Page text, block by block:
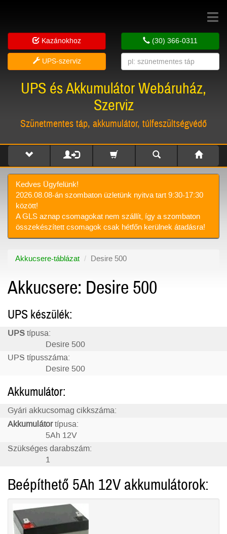
Toggle
Kazánokhoz
UPS-szerviz
(30) 366-0311
UPS és Akkumulátor Webáruház,
Szerviz
Szünetmentes táp, akkumulátor, túlfeszültségvédő
Kedves Ügyfelünk!
2026.08.08-án szombaton üzletünk nyitva tart 9:30-17:30
között!
A GLS aznap csomagokat nem szállít, így a szombaton
összekészített csomagok csak hétfőn kerülnek átadásra!
Akkucsere-táblázat Desire 500
Akkucsere: Desire 500
UPS készülék:
UPS típusa:
Desire 500
UPS típusszáma:
Desire 500
Akkumulátor:
Gyári akkucsomag cikkszáma:
Akkumulátortípusa:
5Ah 12V
Szükséges darabszám:
1
Beépíthető 5Ah 12V akkumulátorok: